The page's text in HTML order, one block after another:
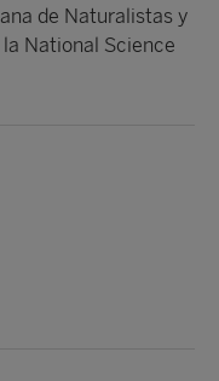
de Naturalistas y
National Science